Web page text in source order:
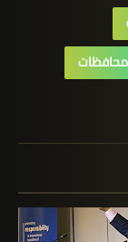
محافظات